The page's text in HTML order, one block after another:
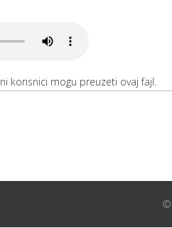
korisnici mogu preuzeti ovaj fajl.
©